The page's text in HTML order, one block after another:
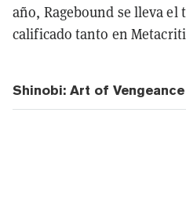
año, Ragebound se lleva
calificado tanto en
Shinobi: Art of Vengeance